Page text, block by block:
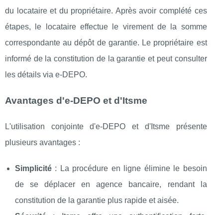
du locataire et du propriétaire. Après avoir complété ces
étapes, le locataire effectue le virement de la somme
correspondante au dépôt de garantie. Le propriétaire est
informé de la constitution de la garantie et peut consulter
les détails via e-DEPO. ​
Avantages d'e-DEPO et d'Itsme
L'utilisation conjointe d'e-DEPO et d'Itsme présente
plusieurs avantages :​
Simplicité : La procédure en ligne élimine le besoin
de se déplacer en agence bancaire, rendant la
constitution de la garantie plus rapide et aisée.​